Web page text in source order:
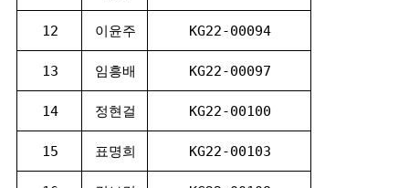
12 이윤주 KG22-00094
13 임흥배 KG22-00097
14 정현걸 KG22-00100
15 표명희 KG22-00103